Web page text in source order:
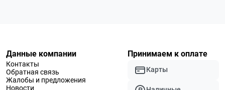
Данные компании
Контакты
Обратная связь
Жалобы и предложения
Новости
Принимаем к оплате
Карты